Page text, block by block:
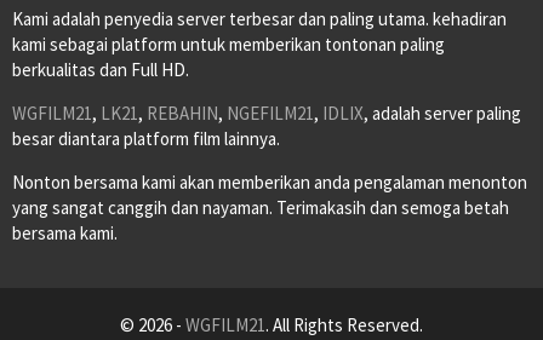
Kami adalah penyedia server terbesar dan paling utama. kehadiran
kami sebagai platform untuk memberikan tontonan paling
berkualitas dan Full HD.
WGFILM21, LK21, REBAHIN, NGEFILM21, IDLIX, adalah server paling
besar diantara platform film lainnya.
Nonton bersama kami akan memberikan anda pengalaman menonton
yang sangat canggih dan nayaman. Terimakasih dan semoga betah
bersama kami.
© 2026 - WGFILM21. All Rights Reserved.